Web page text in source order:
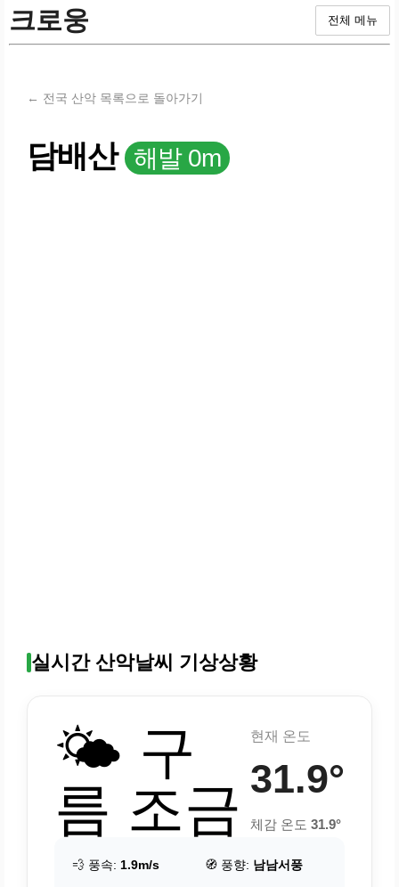
크로웅 전체 메뉴
← 전국 산악 목록으로 돌아가기
담배산 해발 0m
실시간 산악날씨 기상상황
🌤️ 구
름 조금
현재 온도
31.9°
체감 온도 31.9°
💨 풍속: 1.9m/s 🧭 풍향: 남남서풍